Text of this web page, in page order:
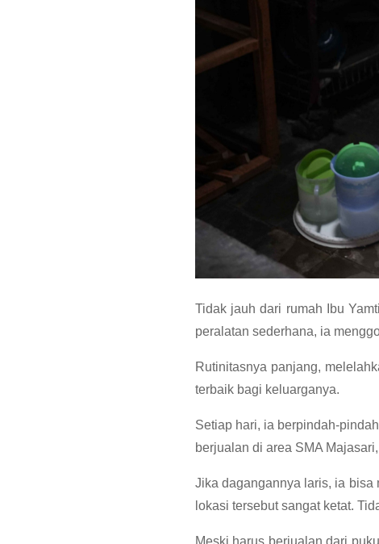
Tidak jauh dari rumah Ibu
peralatan sederhana, ia
Rutinitasnya panjang,
terbaik bagi keluarganya.
Setiap hari, ia berpindah-
berjualan di area SMA
Jika dagangannya laris, ia
lokasi tersebut sangat ketat.
Meski harus berjualan dari